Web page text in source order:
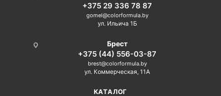
+375 29 336 78 87
gomel@colorformula.by
ул. Ильича 1Б
Брест
+375 (44) 556-03-87
brest@colorformula.by
ул. Коммерческая, 11А
КАТАЛОГ